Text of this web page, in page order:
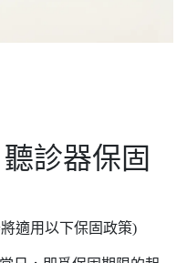
診器保固
適用以下保固政策)